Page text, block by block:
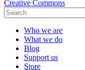
Creative Commons
Who we are
What we do
Blog
Support us
Store